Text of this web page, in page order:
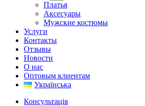
Платья
Аксесуары
Мужские костюмы
Услуги
Контакты
Отзывы
Новости
О нас
Оптовым клиентам
Українська
Консультація